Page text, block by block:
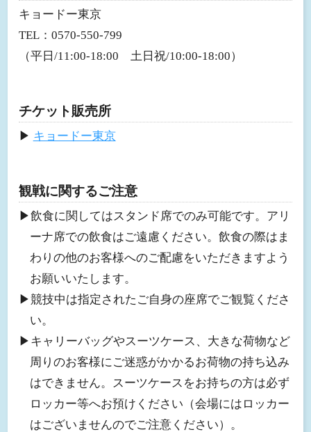
キョードー東京
TEL：0570-550-799
（平日/11:00-18:00 土日祝/10:00-18:00）
チケット販売所
▶︎ キョードー東京
観戦に関するご注意
▶︎飲食に関してはスタンド席でのみ可能です。アリ
ーナ席での飲食はご遠慮ください。飲食の際はま
わりの他のお客様へのご配慮をいただきますよう
お願いいたします。
▶︎競技中は指定されたご自身の座席でご観覧くださ
い。
▶︎キャリーバッグやスーツケース、大きな荷物など
周りのお客様にご迷惑がかかるお荷物の持ち込み
はできません。スーツケースをお持ちの方は必ず
ロッカー等へお預けください（会場にはロッカー
はございませんのでご注意ください）。